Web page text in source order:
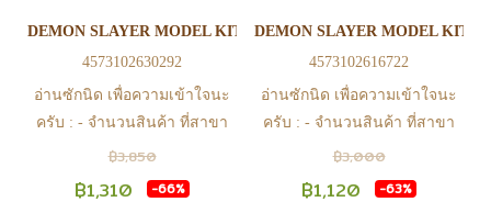
ครับ
ครับ
DEMON SLAYER MODEL KIT KYOJURO RENGOKU
4573102630292
อ่านซักนิด เพื่อความเข้าใจนะ
ครับ : - จำนวนสินค้า ที่สาขา
อาจไม่เท่าทีหน้า web ในบาง
เวลา เนื่องจากสินค้ามีการเคลือ
฿3,850
฿1,310 -66%
DEMON SLAYER MODEL KIT
4573102616722
อ่านซักนิด เพื่อความเข้าใจนะ
ครับ : - จำนวนสินค้า ที่สาขา
อาจไม่เท่าทีหน้า web ในบาง
เวลา เนื่องจากสินค้ามีการเคลือ
฿3,000
฿1,120 -63%